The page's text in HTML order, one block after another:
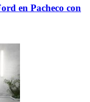
en Pacheco con